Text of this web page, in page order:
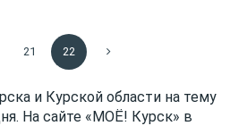
21 22
и Курской области на тему
На сайте «МОЁ! Курск» в